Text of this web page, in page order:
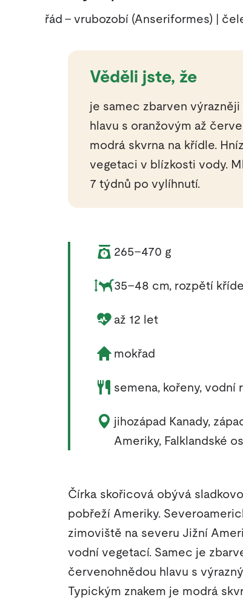
řád – vrubozobí (Anseriformes) |
Věděli jste, že
je samec zbarven
hlavu s oranžovým až
modrá skvrna na křídle.
vegetaci v blízkosti vody.
7 týdnů po vylíhnutí.
Váha zvířete:
265–470 g
Rozměry zvířete:
35–48 cm, rozpětí
Délka života zvířete:
až 12 let
Životní prostředí zvířete:
mokřad
Potrava zvířete:
semena, kořeny, vodní
Výskyt zvířete:
jihozápad Kanady,
Ameriky, Falklandské
Čírka skořicová obývá
pobřeží Ameriky.
zimoviště na severu Jižní
vodní vegetací. Samec je
červenohnědou hlavu s
Typickým znakem je modrá